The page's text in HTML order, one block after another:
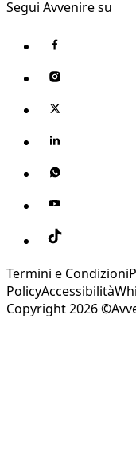
Segui Avvenire su
Termini e Condizioni
PolicyAccessibilità
Copyright 2026